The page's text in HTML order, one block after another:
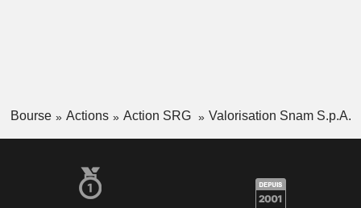
Bourse Actions Action SRG Valorisation Snam S.p.A.